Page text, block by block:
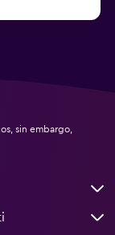
sin embargo,